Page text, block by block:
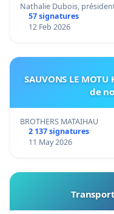
Nathalie Dubois,
57 signatures
12 Feb 2026
SAUVONS LE
de
BROTHERS MATAIHAU
2 137 signatures
11 May 2026